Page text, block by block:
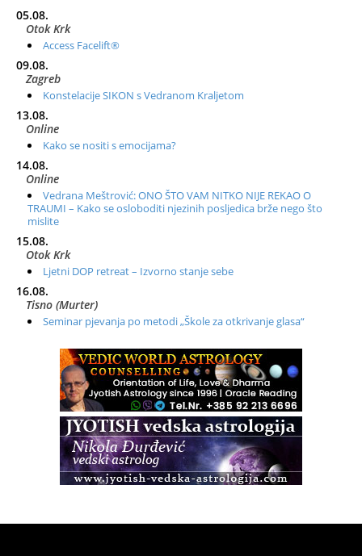
05.08.
Otok Krk
Access Facelift®
09.08.
Zagreb
Konstelacije SIKON s Vedranom Kraljetom
13.08.
Online
Kako se nositi s emocijama?
14.08.
Online
Vedrana Meštrović: ONO ŠTO VAM NITKO NIJE REKAO O
TRAUMI – Kako se osloboditi njezinih posljedica brže nego što
mislite
15.08.
Otok Krk
Ljetni DOP retreat – Izvorno stanje sebe
16.08.
Tisno (Murter)
Seminar pjevanja po metodi „Škole za otkrivanje glasa“
Radionica: Pomagači iz drugih dimenzija Online – otvoreno za
Zagreb+Online
Osnovni ThetaHealing® tečaj, Zagreb i Online
Access BARS®, otpusti stres